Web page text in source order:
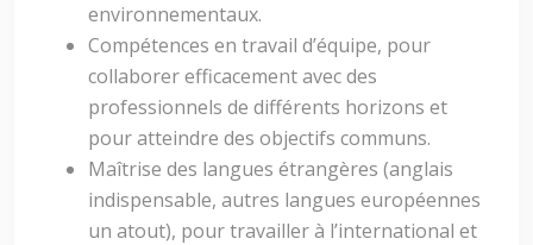
environnementaux.
Compétences en travail d’équipe, pour
collaborer efficacement avec des
professionnels de différents horizons et
pour atteindre des objectifs communs.
Maîtrise des langues étrangères (anglais
indispensable, autres langues européennes
un atout), pour travailler à l’international et